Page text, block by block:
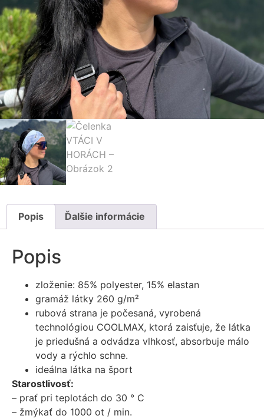
Popis Ďalšie informácie
Popis
zloženie: 85% polyester, 15% elastan
gramáž látky 260 g/m²
rubová strana je počesaná, vyrobená
technológiou COOLMAX, ktorá zaisťuje, že látka
je priedušná a odvádza vlhkosť, absorbuje málo
vody a rýchlo schne.
ideálna látka na šport
Starostlivosť:
– prať pri teplotách do 30 ° C
– žmýkať do 1000 ot / min.